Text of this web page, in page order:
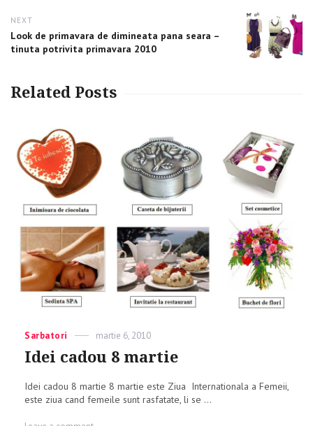
NEXT
Next
post:
Look de primavara de dimineata pana seara –
tinuta potrivita primavara 2010
Related Posts
Categories
Sarbatori
Posted
martie 6, 2010
Idei cadou 8 martie
Idei cadou 8 martie 8 martie este Ziua Internationala a Femeii,
este ziua cand femeile sunt rasfatate, li se ...